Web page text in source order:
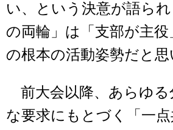
い、という決意が語ら
の両輪」は「支部が主
の根本の活動姿勢だと思
前大会以降、あらゆる
な要求にもとづく「一